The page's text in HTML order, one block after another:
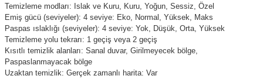
Temizleme modları: Islak ve Kuru, Kuru, Yoğun, Sessiz, Özel
Emiş gücü (seviyeler): 4 seviye: Eko, Normal, Yüksek, Maks
Paspas ıslaklığı (seviyeler): 4 seviye: Yok, Düşük, Orta, Yüksek
Temizleme yolu tekrarı: 1 geçiş veya 2 geçiş
Kısıtlı temizlik alanları: Sanal duvar, Girilmeyecek bölge,
Paspaslanmayacak bölge
Uzaktan temizlik: Gerçek zamanlı harita: Var